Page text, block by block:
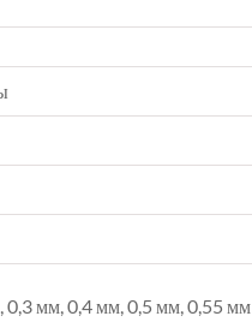
мм, 0,4 мм, 0,5 мм, 0,55 мм